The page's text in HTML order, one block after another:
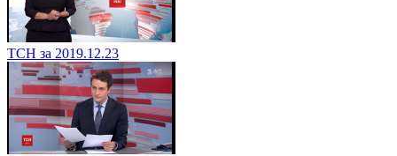
ТСН за 2019.12.23